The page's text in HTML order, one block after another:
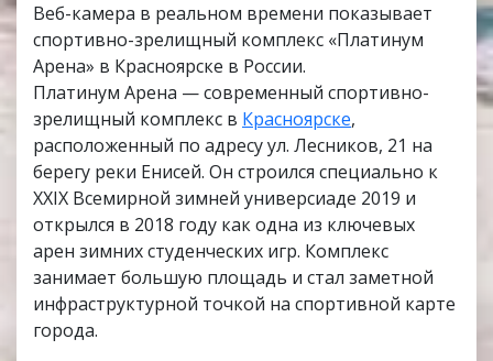
Веб-камера в реальном времени показывает
спортивно-зрелищный комплекс «Платинум
Арена» в Красноярске в России.
Платинум Арена — современный спортивно-
зрелищный комплекс в Красноярске,
расположенный по адресу ул. Лесников, 21 на
берегу реки Енисей. Он строился специально к
XXIX Всемирной зимней универсиаде 2019 и
открылся в 2018 году как одна из ключевых
арен зимних студенческих игр. Комплекс
занимает большую площадь и стал заметной
инфраструктурной точкой на спортивной карте
города.